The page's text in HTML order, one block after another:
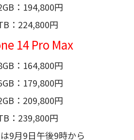
：194,800円
：224,800円
14 Pro Max
：164,800円
：179,800円
：209,800円
：239,800円
9月9日午後9時から